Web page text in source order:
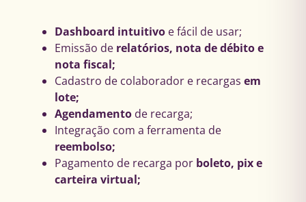
Dashboard intuitivo e fácil de usar;​
Emissão de relatórios, nota de débito e
nota fiscal;
Cadastro de colaborador e recargas em
lote;
Agendamento de recarga;
Integração com a ferramenta de
reembolso;
Pagamento de recarga por boleto, pix e
carteira virtual; ​